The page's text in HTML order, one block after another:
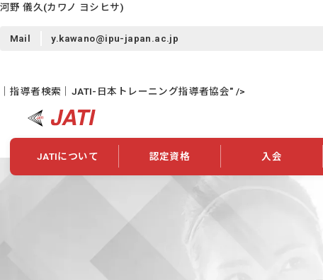
河野 儀久(カワノ ヨシヒサ)
Mail y.kawano@ipu-japan.ac.jp
｜指導者検索｜JATI-日本トレーニング指導者協会" />
JATIについて
JATIについて
認定資格
資格について
2026年認定試験実施要項
入会
学会概要
申し合わせ